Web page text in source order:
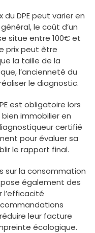
du DPE peut varier en
le coût d’un
situe entre 100€ et
prix peut être
la taille de la
l’ancienneté du
le diagnostic.
est obligatoire lors
immobilier en
certifié
pour évaluer sa
le rapport final.
sur la consommation
également des
l’efficacité
leur facture
écologique.